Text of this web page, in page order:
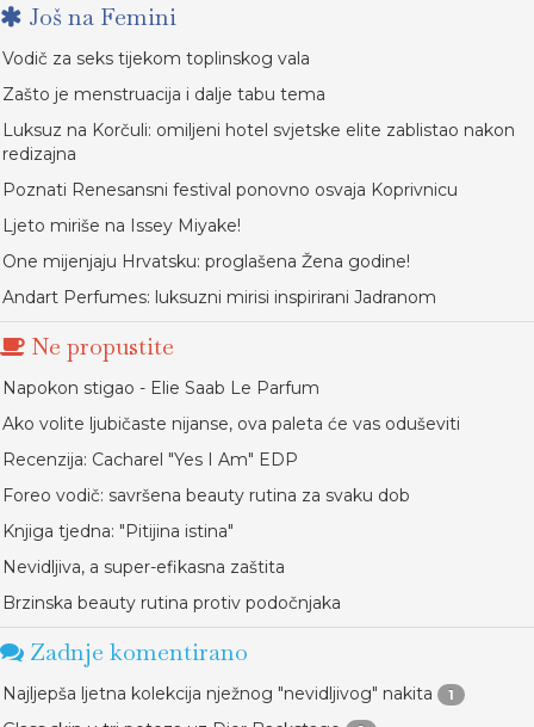
Još na Femini
Vodič za seks tijekom toplinskog vala
Zašto je menstruacija i dalje tabu tema
Luksuz na Korčuli: omiljeni hotel svjetske elite zablistao nakon
redizajna
Poznati Renesansni festival ponovno osvaja Koprivnicu
Ljeto miriše na Issey Miyake!
One mijenjaju Hrvatsku: proglašena Žena godine!
Andart Perfumes: luksuzni mirisi inspirirani Jadranom
Ne propustite
Napokon stigao - Elie Saab Le Parfum
Ako volite ljubičaste nijanse, ova paleta će vas oduševiti
Recenzija: Cacharel "Yes I Am" EDP
Foreo vodič: savršena beauty rutina za svaku dob
Knjiga tjedna: "Pitijina istina"
Nevidljiva, a super-efikasna zaštita
Brzinska beauty rutina protiv podočnjaka
Zadnje komentirano
Najljepša ljetna kolekcija nježnog "nevidljivog" nakita 1